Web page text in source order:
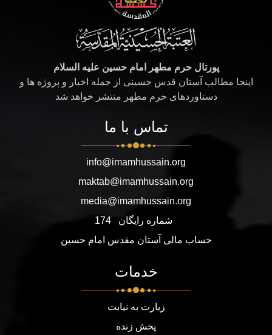
پورتال حرم مطهر امام حسین علیه السلام
اینجا مطالب آستان قدس حسینی از جمله اخبار و پروژه ها و
دستاوردهای حرم مطهر منتشر خواهد شد
تماس با ما
info@imamhussain.org
maktab@imamhussain.org
media@imamhussain.org
شماره رایگان
174
حساب مالی آستان مقدس امام حسین
خدمات
زیارت به نیابت
پخش زنده